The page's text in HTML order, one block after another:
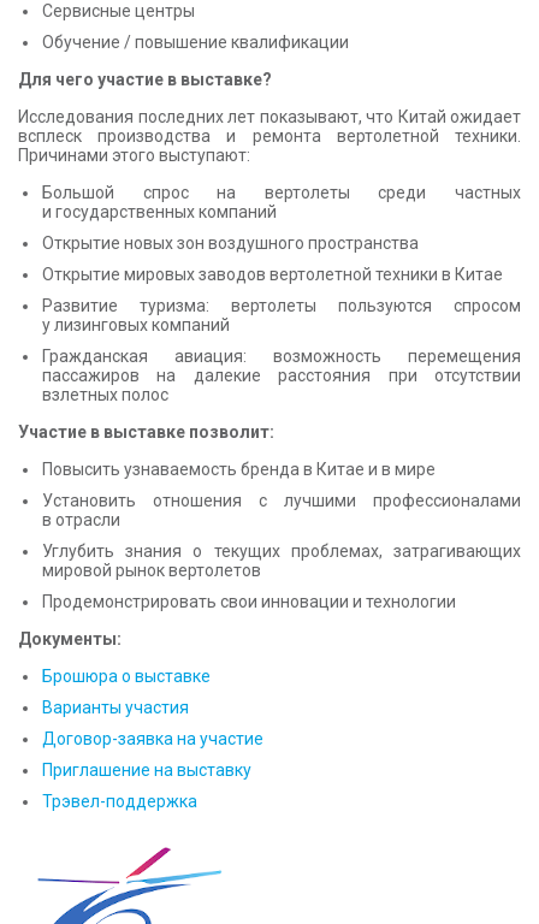
Сервисные центры
Обучение / повышение квалификации
Для чего участие в выставке?
Исследования последних лет показывают, что Китай ожидает
всплеск производства и ремонта вертолетной техники.
Причинами этого выступают:
Большой спрос на вертолеты среди частных
и государственных компаний
Открытие новых зон воздушного пространства
Открытие мировых заводов вертолетной техники в Китае
Развитие туризма: вертолеты пользуются спросом
у лизинговых компаний
Гражданская авиация: возможность перемещения
пассажиров на далекие расстояния при отсутствии
взлетных полос
Участие в выставке позволит:
Повысить узнаваемость бренда в Китае и в мире
Установить отношения с лучшими профессионалами
в отрасли
Углубить знания о текущих проблемах, затрагивающих
мировой рынок вертолетов
Продемонстрировать свои инновации и технологии
Документы:
Брошюра о выставке
Варианты участия
Договор-заявка на участие
Приглашение на выставку
Трэвел-поддержка